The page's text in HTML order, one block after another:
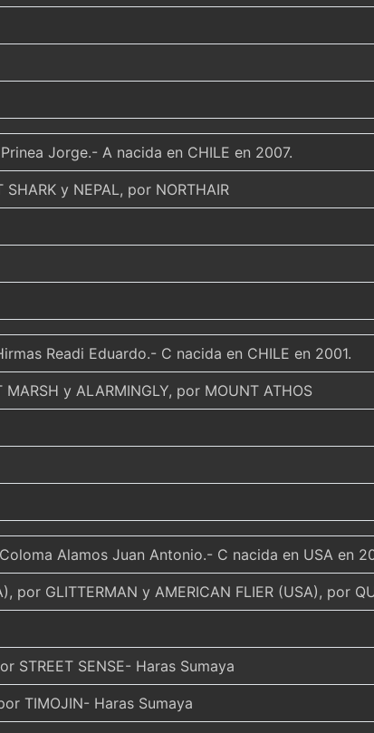
Jorge.- A nacida en CHILE en 2007.
y NEPAL, por NORTHAIR
Readi Eduardo.- C nacida en CHILE en 2001.
y ALARMINGLY, por MOUNT ATHOS
Alamos Juan Antonio.- C nacida en USA en
por GLITTERMAN y AMERICAN FLIER (USA), por
STREET SENSE- Haras Sumaya
TIMOJIN- Haras Sumaya